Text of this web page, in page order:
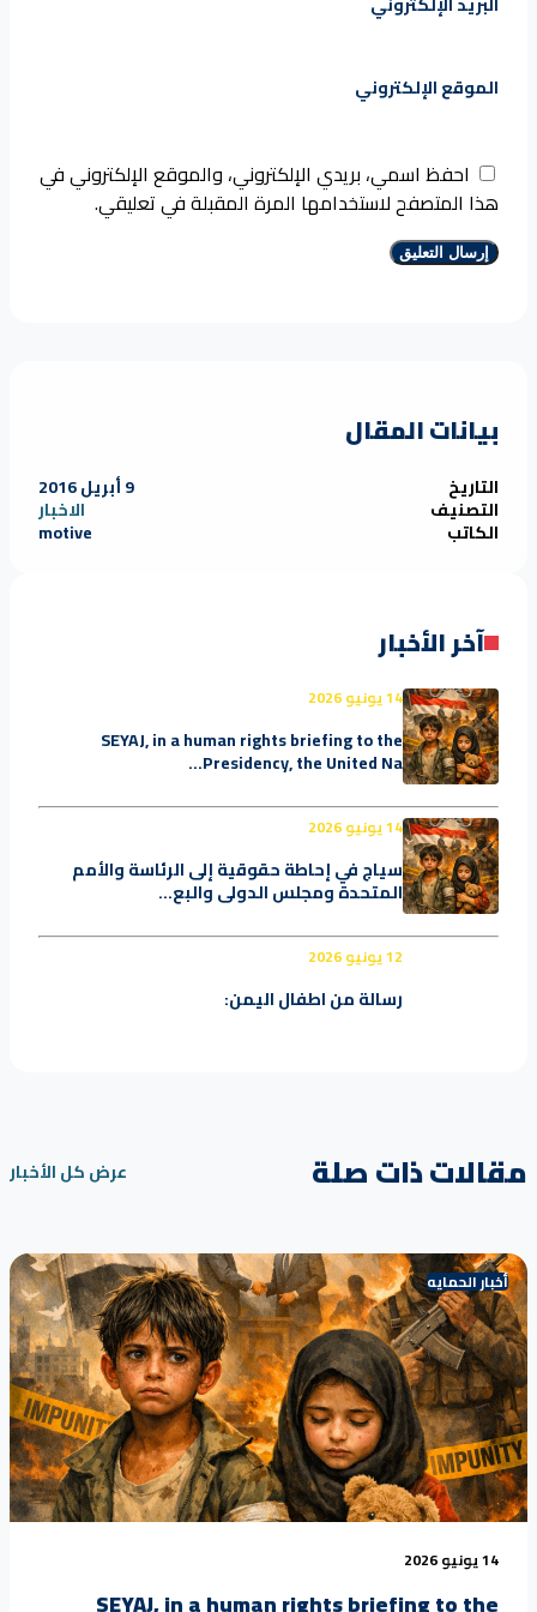
الموقع الإلكتروني
احفظ اسمي، بريدي الإلكتروني، والموقع الإلكتروني في
هذا المتصفح لاستخدامها المرة المقبلة في تعليقي.
بيانات المقال
التاريخ 9 أبريل 2016
التصنيف الاخبار
الكاتب motive
آخر الأخبار
14 يونيو 2026
SEYAJ, in a human rights briefing to the
Presidency, the United Na...
14 يونيو 2026
سياج في إحاطة حقوقية إلى الرئاسة والأمم
المتحدة ومجلس الدولي والبع...
12 يونيو 2026
رسالة من اطفال اليمن:
مقالات ذات صلة عرض كل الأخبار
أخبار الحمايه
14 يونيو 2026